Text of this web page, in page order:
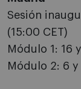
Sesión
(15:00 CET)
Módulo 1: 16
Módulo 2: 6